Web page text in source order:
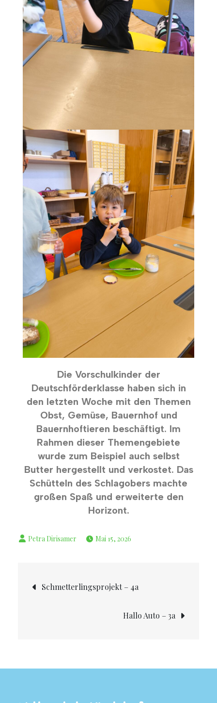
Die Vorschulkinder der
Deutschförderklasse haben sich in
den letzten Woche mit den Themen
Obst, Gemüse, Bauernhof und
Bauernhoftieren beschäftigt. Im
Rahmen dieser Themengebiete
wurde zum Beispiel auch selbst
Butter hergestellt und verkostet. Das
Schütteln des Schlagobers machte
großen Spaß und erweiterte den
Horizont.
Mai 15, 2026
Schmetterlingsprojekt – 4a
Hallo Auto – 3a